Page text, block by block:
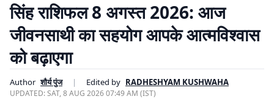
सिंह राशिफल 8 अगस्त 2026: आज
जीवनसाथी का सहयोग आपके आत्मविश्वास
को बढ़ाएगा
Author शौर्य पुंज | Edited by RADHESHYAM KUSHWAHA
UPDATED:SAT, 8 AUG 2026 07:49 AM (IST)